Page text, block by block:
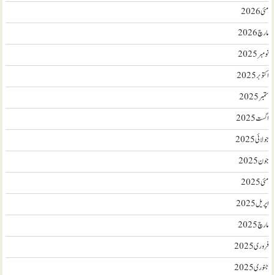
مئی 2026
مارچ 2026
نومبر 2025
اکتوبر 2025
ستمبر 2025
اگست 2025
جولائی 2025
جون 2025
مئی 2025
اپریل 2025
مارچ 2025
فروری 2025
جنوری 2025